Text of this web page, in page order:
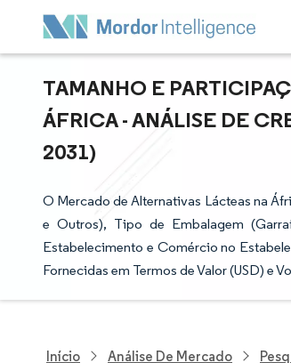
TAMANHO E
ÁFRICA - ANÁLISE DE
2031)
O Mercado de Alternativas Lácteas na
e Outros), Tipo de Embalagem
Estabelecimento e Comércio no
Fornecidas em Termos de Valor (USD) e
Início Análise De Mercado